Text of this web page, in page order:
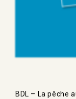
BDL – La pêche